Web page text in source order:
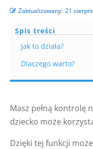
Zaktualizowany: 21
Spis treści
Jak to działa?
Dlaczego warto?
Masz pełną kontrolę
dziecko może
Dzięki tej funkcji